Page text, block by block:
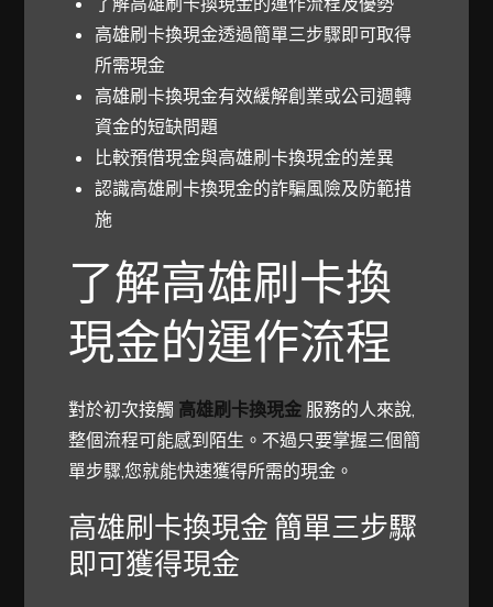
高雄刷卡換現金透過簡單三步驟即可取得
所需現金
高雄刷卡換現金有效緩解創業或公司週轉
資金的短缺問題
比較預借現金與高雄刷卡換現金的差異
認識高雄刷卡換現金的詐騙風險及防範措
施
了解高雄刷卡換
現金的運作流程
對於初次接觸 高雄刷卡換現金 服務的人來說,
整個流程可能感到陌生。不過只要掌握三個簡
單步驟,您就能快速獲得所需的現金。
高雄刷卡換現金 簡單三步驟
即可獲得現金